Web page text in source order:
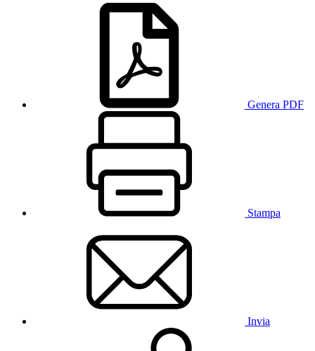
Genera PDF
Stampa
Invia